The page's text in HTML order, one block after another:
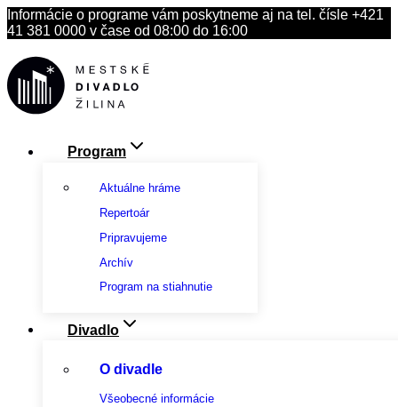
Skip
to
Informácie o programe vám poskytneme aj na tel. čísle +421
41 381 0000 v čase od 08:00 do 16:00
Program
Aktuálne hráme
Repertoár
Pripravujeme
Archív
Program na stiahnutie
Divadlo
O divadle
Všeobecné informácie